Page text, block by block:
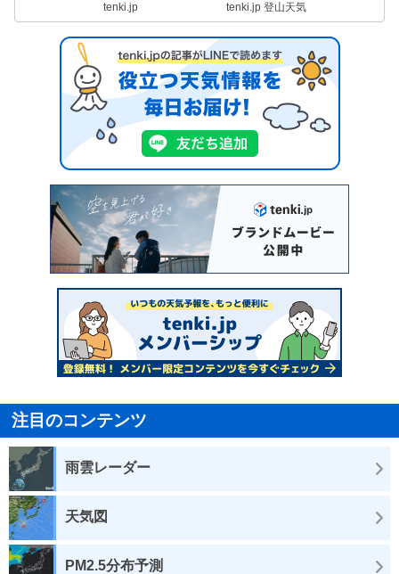
tenki.jp tenki.jp 登山天気
注目のコンテンツ
雨雲レーダー
天気図
PM2.5分布予測